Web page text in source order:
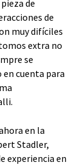
de
de
muy difíciles
extra no
se
cuenta para
en la
Stadler,
experiencia en